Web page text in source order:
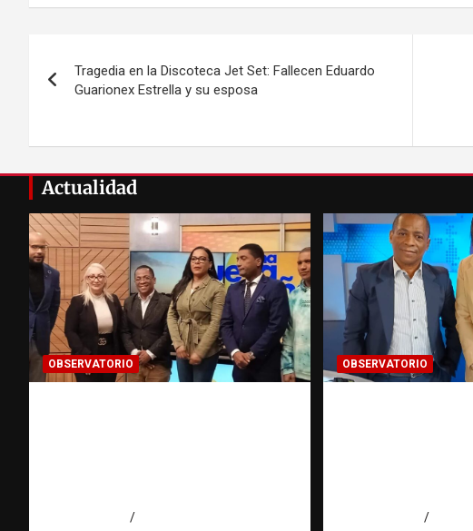
de
Tragedia en la Discoteca Jet Set: Fallecen Eduardo
Guarionex Estrella y su esposa
Actualidad
OBSERVATORIO OBSERVATORIO